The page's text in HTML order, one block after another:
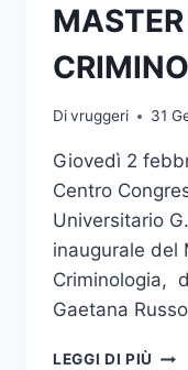
Divruggeri 31
Giovedì 2
Centro
Universitario
inaugurale del
Criminologia,
Gaetana
LEGGI DI PIÙ